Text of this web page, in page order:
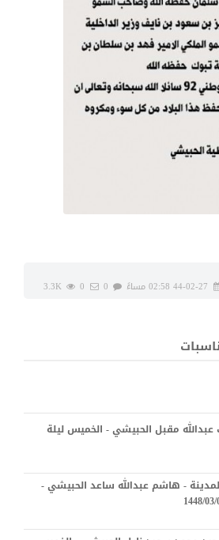
مقبل الحبيشي - الخميس ليلة
- هاشم عبدالله ساعد الحبيشي -